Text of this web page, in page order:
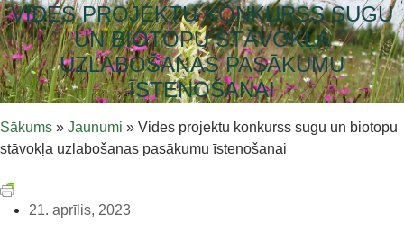
VIDES PROJEKTU KONKURSS SUGU
UN BIOTOPU STĀVOKĻA
UZLABOŠANAS PASĀKUMU
ĪSTENOŠANAI
Sākums » Jaunumi » Vides projektu konkurss sugu un biotopu
stāvokļa uzlabošanas pasākumu īstenošanai
21. aprīlis, 2023